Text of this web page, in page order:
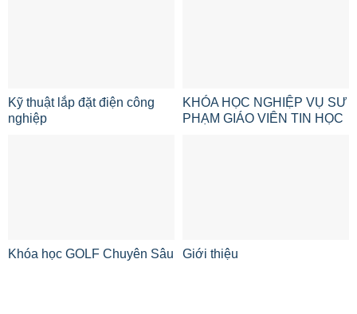
Kỹ thuật lắp đặt điện công
nghiệp
KHÓA HỌC NGHIỆP VỤ SƯ
PHẠM GIÁO VIÊN TIN HỌC
Khóa học GOLF Chuyên Sâu Giới thiệu